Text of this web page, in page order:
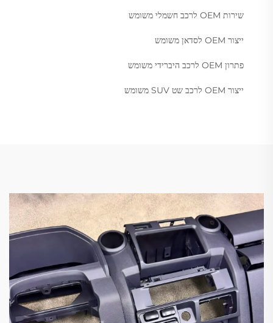
שירות OEM לרכב חשמלי משומש
ייצור OEM לסדאן משומש
פתרון OEM לרכב היברידי משומש
ייצור OEM לרכב שט SUV משומש